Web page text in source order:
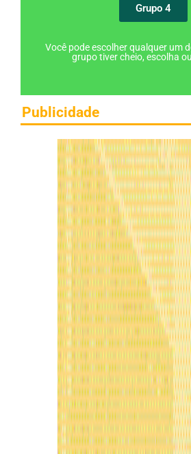
Grupo 4
Você pode escolher qualquer um
grupo tiver cheio, escolha
Publicidade